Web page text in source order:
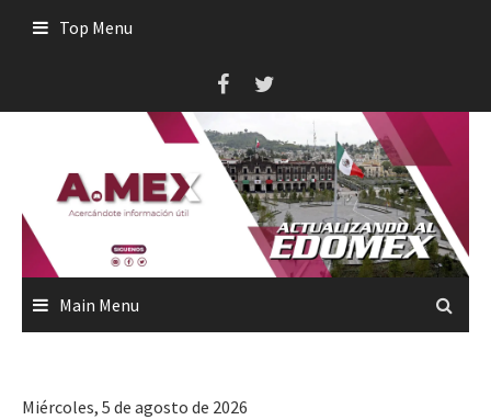
Top Menu
Main Menu
Miércoles, 5 de agosto de 2026